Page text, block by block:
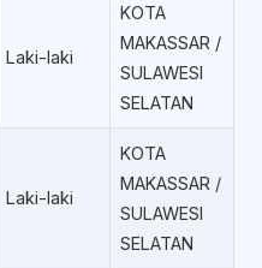
Laki-laki
KOTA
MAKASSAR /
SULAWESI
SELATAN
Laki-laki
KOTA
MAKASSAR /
SULAWESI
SELATAN